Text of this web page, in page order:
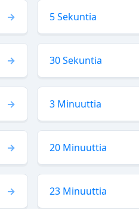
5 Sekuntia
30 Sekuntia
3 Minuuttia
20 Minuuttia
23 Minuuttia